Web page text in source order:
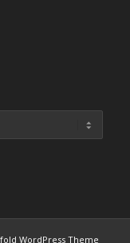
WordPress Theme